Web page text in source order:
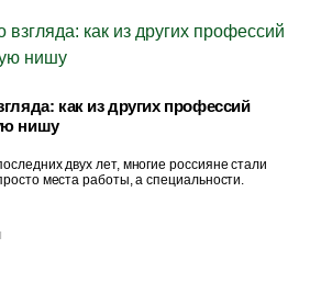
как из других профессий
нишу
двух лет, многие россияне стали
места работы, а специальности.